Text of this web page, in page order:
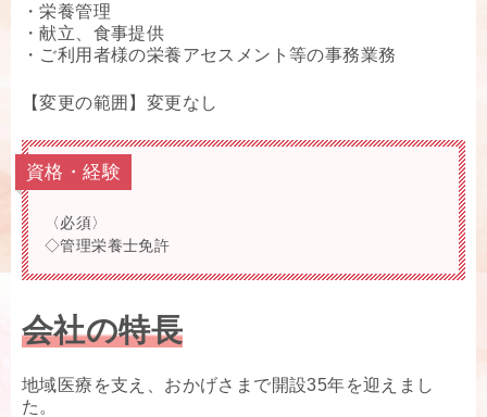
・栄養管理
・献立、食事提供
・ご利用者様の栄養アセスメント等の事務業務
【変更の範囲】変更なし
資格・経験
〈必須〉
◇管理栄養士免許
会社の特長
地域医療を支え、おかげさまで開設35年を迎えまし
た。